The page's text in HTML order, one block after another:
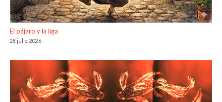
El pájaro y la liga
28 julio, 2026